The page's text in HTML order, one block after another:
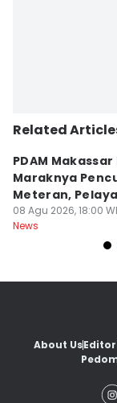
Related
PDAM
Maraknya
Meteran,
Ikut Terdampak
08 Agu 2026, 18:00
News
About Us